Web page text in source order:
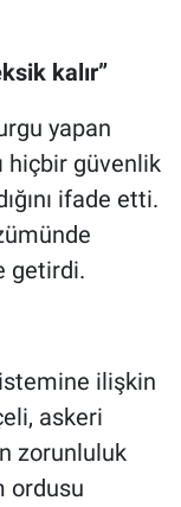
kalır”
yapan
hiçbir güvenlik
ifade etti.
getirdi.
ilişkin
askeri
zorunluluk
ordusu